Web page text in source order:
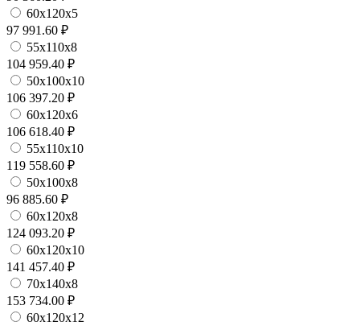
60х120х5
97 991.60 ₽
55х110х8
104 959.40 ₽
50х100х10
106 397.20 ₽
60х120х6
106 618.40 ₽
55х110х10
119 558.60 ₽
50х100х8
96 885.60 ₽
60х120х8
124 093.20 ₽
60х120х10
141 457.40 ₽
70х140х8
153 734.00 ₽
60х120х12